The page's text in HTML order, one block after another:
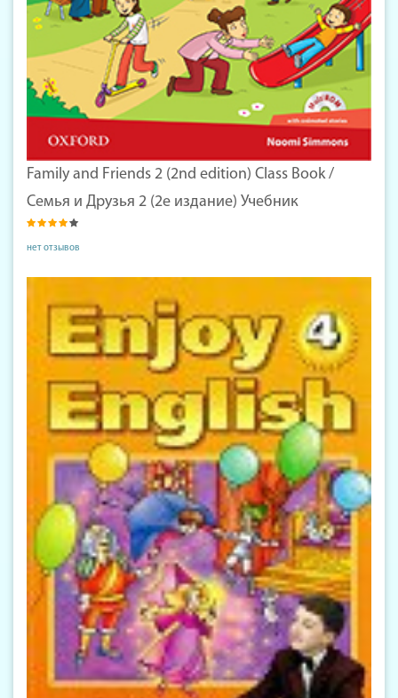
Family and Friends 2 (2nd edition) Class Book /
Семья и Друзья 2 (2е издание) Учебник
нет отзывов